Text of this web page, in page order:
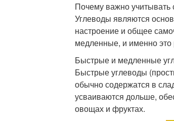
Почему важно учитывать
Углеводы являются
настроение и общее
медленные, и именно это
Быстрые и медленные
Быстрые углеводы
обычно содержатся в
усваиваются дольше,
овощах и фруктах.